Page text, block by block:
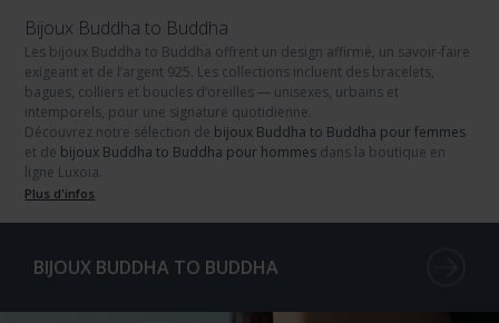
Bijoux Buddha to Buddha
Les bijoux Buddha to Buddha offrent un design affirmé, un savoir-faire
exigeant et de l’argent 925. Les collections incluent des bracelets,
bagues, colliers et boucles d’oreilles — unisexes, urbains et
intemporels, pour une signature quotidienne.
Découvrez notre sélection de bijoux Buddha to Buddha pour femmes
et de bijoux Buddha to Buddha pour hommes dans la boutique en
ligne Luxoia.
Plus d'infos
BIJOUX BUDDHA TO BUDDHA